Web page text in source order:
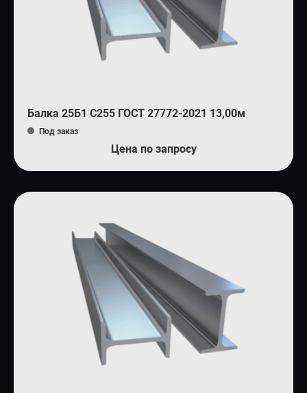
Балка 25Б1 С255 ГОСТ 27772-2021 13,00м
Под заказ
Цена по запросу